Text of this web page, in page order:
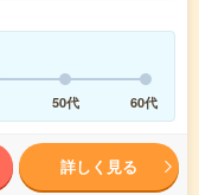
50代 60代
詳しく見る